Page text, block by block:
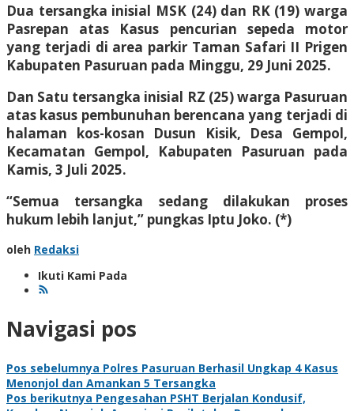
Dua tersangka inisial MSK (24) dan RK (19) warga
Pasrepan atas Kasus pencurian sepeda motor
yang terjadi di area parkir Taman Safari II Prigen
Kabupaten Pasuruan pada Minggu, 29 Juni 2025.
Dan Satu tersangka inisial RZ (25) warga Pasuruan
atas kasus pembunuhan berencana yang terjadi di
halaman kos-kosan Dusun Kisik, Desa Gempol,
Kecamatan Gempol, Kabupaten Pasuruan pada
Kamis, 3 Juli 2025.
“Semua tersangka sedang dilakukan proses
hukum lebih lanjut,” pungkas Iptu Joko. (*)
oleh Redaksi
Ikuti Kami Pada
Navigasi pos
Pos sebelumnya Polres Pasuruan Berhasil Ungkap 4 Kasus
Menonjol dan Amankan 5 Tersangka
Pos berikutnya Pengesahan PSHT Berjalan Kondusif,